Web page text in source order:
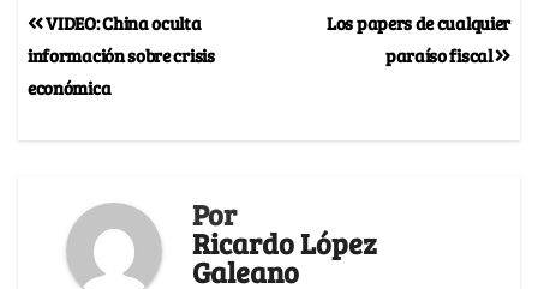
Los papers de cualquier
paraíso fiscal
VIDEO: China oculta
información sobre crisis
económica
Por
Ricardo López
Galeano